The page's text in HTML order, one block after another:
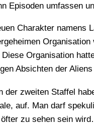
Epi­so­den umfas­sen
Cha­rak­ter namens
Orga­ni­sa­ti­on
Absich­ten der
der zwei­ten Staf­fel
auf. Man darf
zu sehen sein